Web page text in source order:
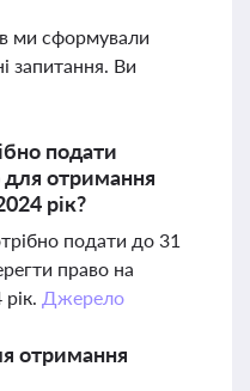
ми сформували
запитання. Ви
подати
отримання
рік?
подати до 31
право на
Джерело
отримання